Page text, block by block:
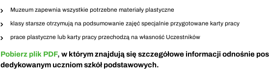
Muzeum zapewnia wszystkie potrzebne materiały plastyczne
klasy starsze otrzymują na podsumowanie zajęć specjalnie przygotowane karty pracy
prace plastyczne lub karty pracy przechodzą na własność Uczestników
Pobierz plik PDF, w którym znajdują się szczegółowe informacji odnośnie
dedykowanym uczniom szkół podstawowych.